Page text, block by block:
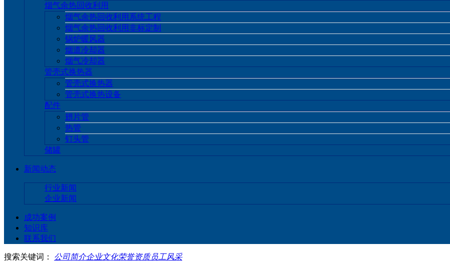
烟气余热回收利用
烟气余热回收利用系统工程
烟气余热回收利用非标定制
锅炉暖风器
烟道冷却器
烟气冷却器
管壳式换热器
管壳式换热器
管壳式换热设备
配件
翅片管
热管
钉头管
储罐
新闻动态
行业新闻
企业新闻
成功案例
知识库
联系我们
搜索关键词： 公司简介企业文化荣誉资质员工风采